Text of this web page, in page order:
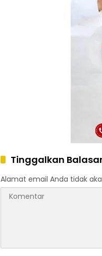
Tinggalkan
Alamat email Anda tidak